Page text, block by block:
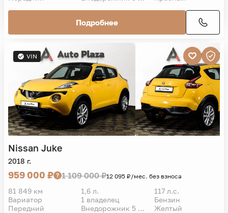
Подробнее
VIN
Nissan Juke
2018 г.
959 000 ₽ 1 109 000 ₽12 095 ₽/мес. без взноса
81 849 км 1,6 л.
117 л.с.
Вариатор
1 владелец
Бензин
Передний
Внедорожник 5 дв. Желтый